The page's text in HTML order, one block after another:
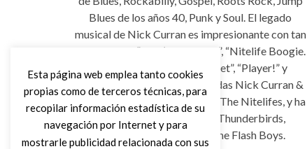
Blues de los años 40, Punk y Soul. El legado
musical de Nick Curran es impresionante con tan
solo 5 dicos, “Fixin’ Your Head”, “Nitelife Boogie.
Living Blues”, “Doctor Velvet”, “Player!” y
“Reform School Girl”. Sus bandas Nick Curran &
The LowLifes y Nick Curran & The Nitelifes, y ha
tocando en The Fabulous Thunderbirds,
Degüello, The Jaguars y The Flash Boys.
Esta página web emplea tanto cookies
propias como de terceros técnicas, para
recopilar información estadística de su
navegación por Internet y para
mostrarle publicidad relacionada con sus